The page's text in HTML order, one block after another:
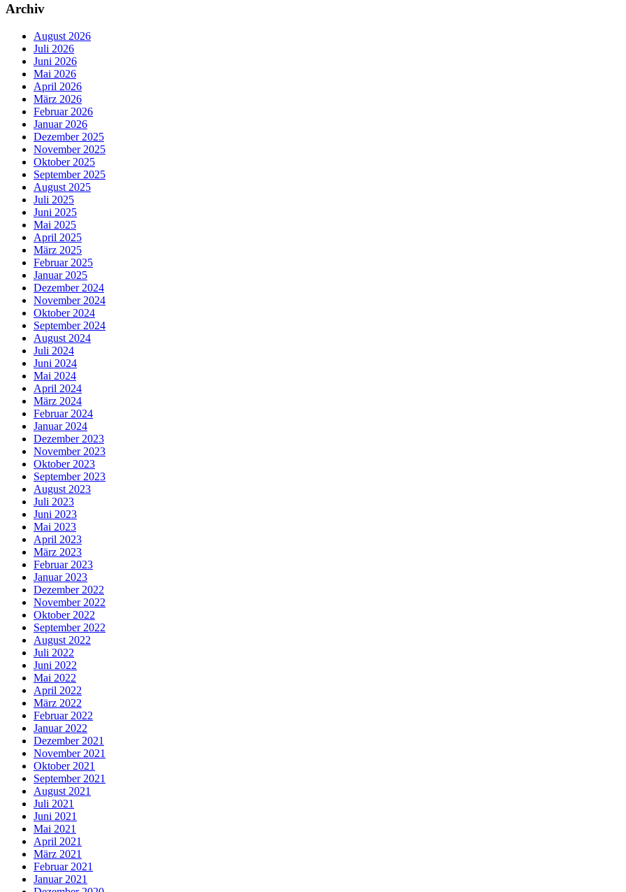
Archiv
August 2026
Juli 2026
Juni 2026
Mai 2026
April 2026
März 2026
Februar 2026
Januar 2026
Dezember 2025
November 2025
Oktober 2025
September 2025
August 2025
Juli 2025
Juni 2025
Mai 2025
April 2025
März 2025
Februar 2025
Januar 2025
Dezember 2024
November 2024
Oktober 2024
September 2024
August 2024
Juli 2024
Juni 2024
Mai 2024
April 2024
März 2024
Februar 2024
Januar 2024
Dezember 2023
November 2023
Oktober 2023
September 2023
August 2023
Juli 2023
Juni 2023
Mai 2023
April 2023
März 2023
Februar 2023
Januar 2023
Dezember 2022
November 2022
Oktober 2022
September 2022
August 2022
Juli 2022
Juni 2022
Mai 2022
April 2022
März 2022
Februar 2022
Januar 2022
Dezember 2021
November 2021
Oktober 2021
September 2021
August 2021
Juli 2021
Juni 2021
Mai 2021
April 2021
März 2021
Februar 2021
Januar 2021